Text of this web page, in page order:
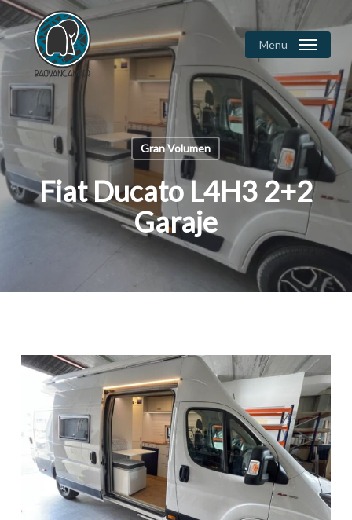
Skip
to
main
content
Menu
Gran Volumen
Fiat Ducato L4H3 2+2
Garaje
Close
Menu